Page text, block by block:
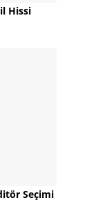
Hissi
Seçimi